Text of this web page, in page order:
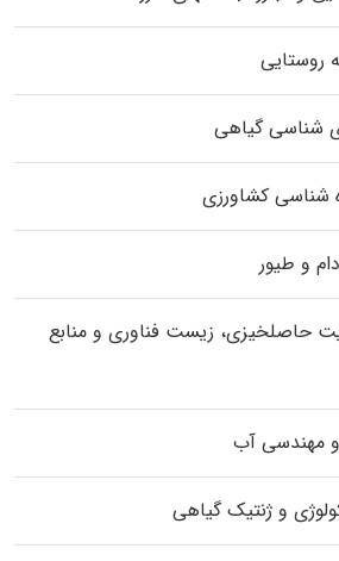
روستایی
شناسی گیاهی
شناسی کشاورزی
و طیور
حاصلخیزی، زیست فناوری و منابع
و مهندسی آب
و ژنتیک گیاهی